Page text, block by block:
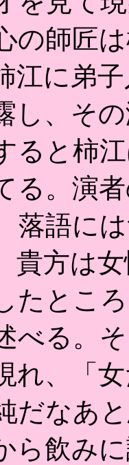
の師匠
江に弟
し、そ
ると柿
る。演
落語に
貴方は
たとこ
べる。
れ、「
だなあ
ら飲み